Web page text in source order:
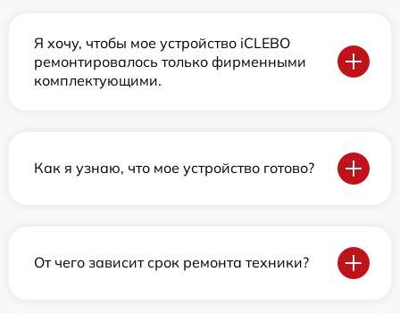
Я хочу, чтобы мое устройство iCLEBO
ремонтировалось только фирменными
комплектующими.
Как я узнаю, что мое устройство готово?
От чего зависит срок ремонта техники?